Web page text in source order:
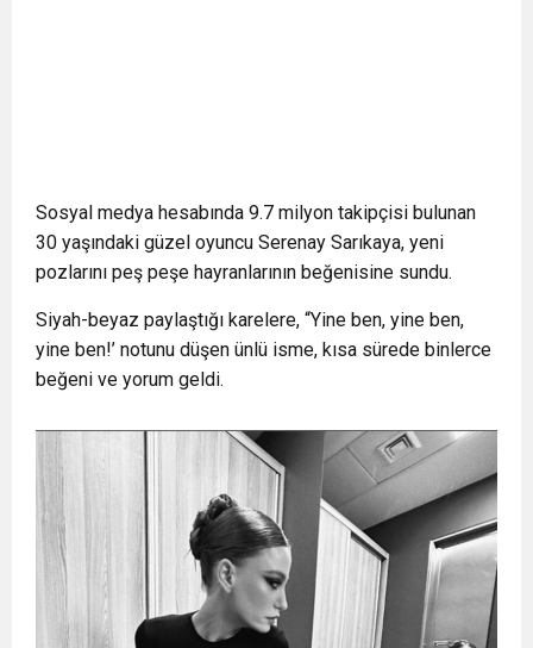
Sosyal medya hesabında 9.7 milyon takipçisi bulunan
30 yaşındaki güzel oyuncu Serenay Sarıkaya, yeni
pozlarını peş peşe hayranlarının beğenisine sundu.
Siyah-beyaz paylaştığı karelere, “Yine ben, yine ben,
yine ben!’ notunu düşen ünlü isme, kısa sürede binlerce
beğeni ve yorum geldi.